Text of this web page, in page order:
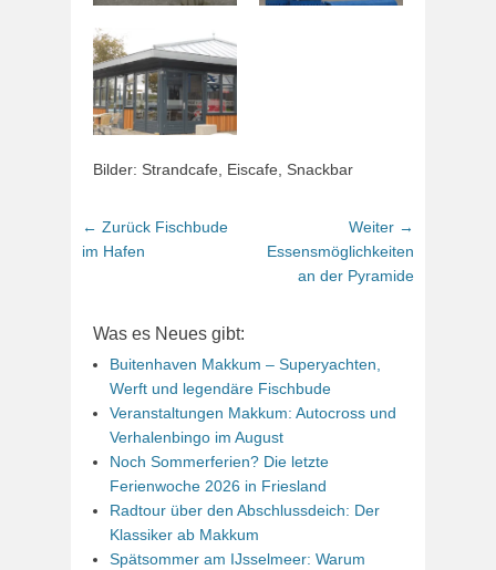
Bilder: Strandcafe, Eiscafe, Snackbar
Beitragsnavigation
← Zurück Vorhergehender
Fischbude
im Hafen
Weiter →
Essensmöglichkeiten
an der Pyramide
Was es Neues gibt:
Buitenhaven Makkum – Superyachten,
Werft und legendäre Fischbude
Veranstaltungen Makkum: Autocross und
Verhalenbingo im August
Noch Sommerferien? Die letzte
Ferienwoche 2026 in Friesland
Radtour über den Abschlussdeich: Der
Klassiker ab Makkum
Spätsommer am IJsselmeer: Warum